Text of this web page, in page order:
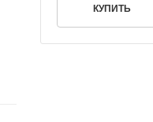
КУПИТЬ